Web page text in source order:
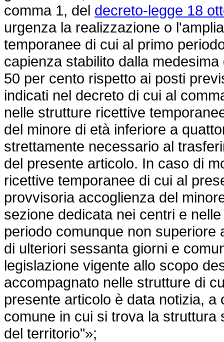
comma 1, del decreto-legge 18
urgenza la realizzazione o
temporanee di cui al primo
capienza stabilito dalla
50 per cento rispetto ai posti
indicati nel decreto di cui al
nelle strutture ricettive
del minore di età inferiore a
strettamente necessario al
del presente articolo. In caso di
ricettive temporanee di cui al
provvisoria accoglienza del
sezione dedicata nei centri e
periodo comunque non
di ulteriori sessanta giorni e
legislazione vigente allo scopo
accompagnato nelle strutture di
presente articolo è data notizia,
comune in cui si trova la
del territorio"»;